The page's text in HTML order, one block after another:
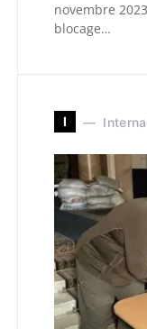
novembre
blocage…
I